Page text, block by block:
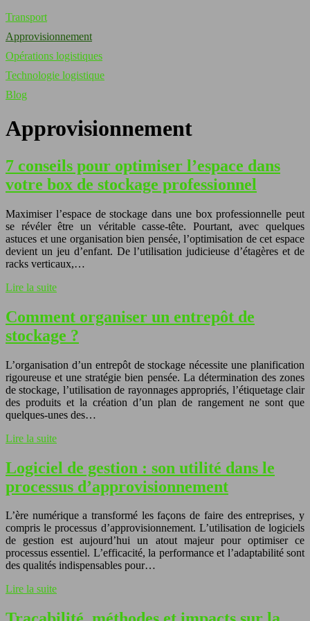
Transport
Approvisionnement
Opérations logistiques
Technologie logistique
Blog
Approvisionnement
7 conseils pour optimiser l’espace dans
votre box de stockage professionnel
Maximiser l’espace de stockage dans une box professionnelle peut
se révéler être un véritable casse-tête. Pourtant, avec quelques
astuces et une organisation bien pensée, l’optimisation de cet espace
devient un jeu d’enfant. De l’utilisation judicieuse d’étagères et de
racks verticaux,…
Lire la suite
Comment organiser un entrepôt de
stockage ?
L’organisation d’un entrepôt de stockage nécessite une planification
rigoureuse et une stratégie bien pensée. La détermination des zones
de stockage, l’utilisation de rayonnages appropriés, l’étiquetage clair
des produits et la création d’un plan de rangement ne sont que
quelques-unes des…
Lire la suite
Logiciel de gestion : son utilité dans le
processus d’approvisionnement
L’ère numérique a transformé les façons de faire des entreprises, y
compris le processus d’approvisionnement. L’utilisation de logiciels
de gestion est aujourd’hui un atout majeur pour optimiser ce
processus essentiel. L’efficacité, la performance et l’adaptabilité sont
des qualités indispensables pour…
Lire la suite